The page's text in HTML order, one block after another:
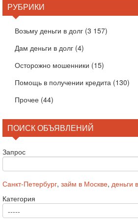
РУБРИКИ
Возьму деньги в долг (3 157)
Дам деньги в долг (4)
Осторожно мошенники (15)
Помощь в получении кредита (130)
Прочее (44)
ПОИСК ОБЪЯВЛЕНИЙ
Запрос
Санкт-Петербург, займ в Москве, деньги
Категория